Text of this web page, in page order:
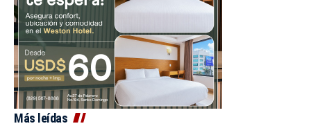
Más leídas